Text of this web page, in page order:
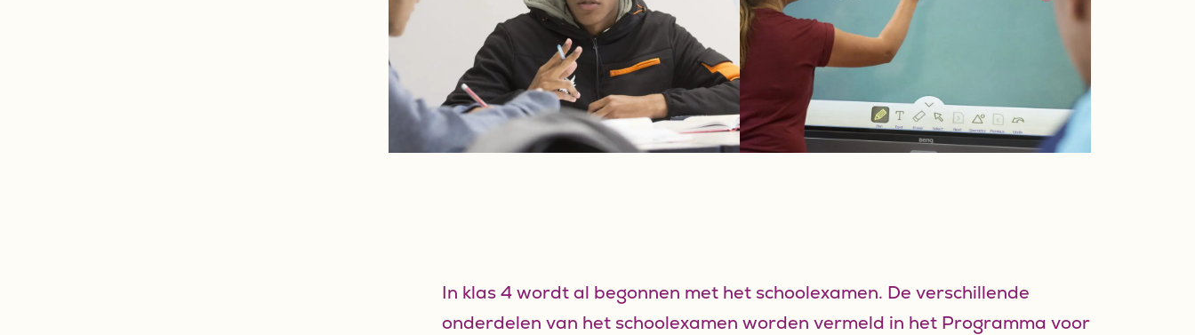
In klas 4 wordt al begonnen met het schoolexamen. De verschillende
onderdelen van het schoolexamen worden vermeld in het Programma voor